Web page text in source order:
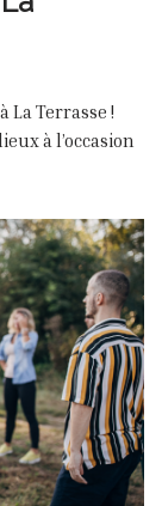
La Terrasse !
à l’occasion